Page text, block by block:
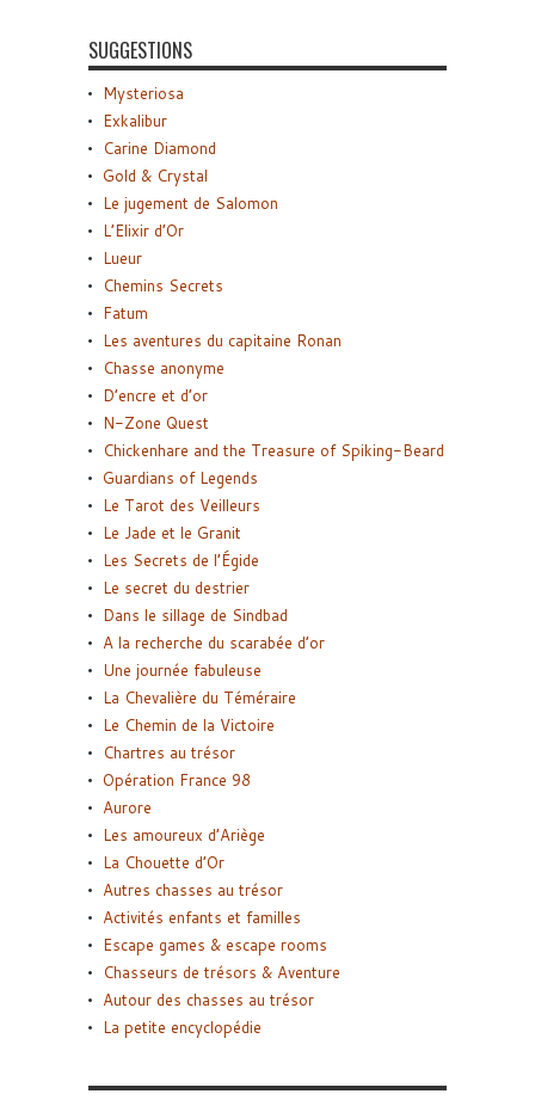
SUGGESTIONS
Mysteriosa
Exkalibur
Carine Diamond
Gold & Crystal
Le jugement de Salomon
L’Elixir d’Or
Lueur
Chemins Secrets
Fatum
Les aventures du capitaine Ronan
Chasse anonyme
D’encre et d’or
N-Zone Quest
Chickenhare and the Treasure of Spiking-Beard
Guardians of Legends
Le Tarot des Veilleurs
Le Jade et le Granit
Les Secrets de l’Égide
Le secret du destrier
Dans le sillage de Sindbad
A la recherche du scarabée d’or
Une journée fabuleuse
La Chevalière du Téméraire
Le Chemin de la Victoire
Chartres au trésor
Opération France 98
Aurore
Les amoureux d’Ariège
La Chouette d’Or
Autres chasses au trésor
Activités enfants et familles
Escape games & escape rooms
Chasseurs de trésors & Aventure
Autour des chasses au trésor
La petite encyclopédie